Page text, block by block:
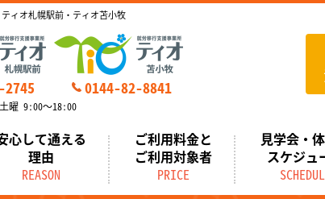
ィオ札幌駅前・ティオ苫小牧
0144-82-8841
曜 9:00～18:00
心して通える
理由
REASON
ご利用料金と
ご利用対象者
PRICE
見学会・
スケジュ